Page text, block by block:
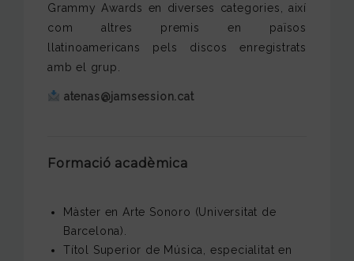
Grammy Awards en diverses categories, així
com altres premis en països
llatinoamericans pels discos enregistrats
amb el grup.
atenas@jamsession.cat
Formació acadèmica
Màster en Arte Sonoro (Universitat de
Barcelona).
Títol Superior de Música, especialitat en